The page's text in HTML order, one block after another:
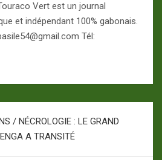
Vert est un journal
et indépendant 100% gabonais.
Tél:
/ NÉCROLOGIE : LE GRAND
A TRANSITÉ